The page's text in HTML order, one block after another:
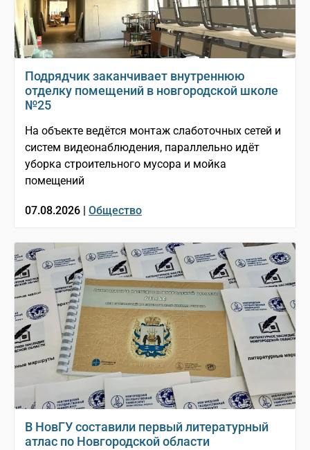
Подрядчик заканчивает внутреннюю
отделку помещений в новгородской школе
№25
На объекте ведётся монтаж слаботочных сетей и
систем видеонаблюдения, параллельно идёт
уборка строительного мусора и мойка
помещений
07.08.2026 | Общество
В НовГУ составили первый литературный
атлас по Новгородской области